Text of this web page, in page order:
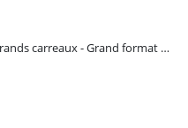
000 CFA.
Cahier 192 pages grands carreaux - Grand format - Brochure dos toilé - 24x32 cm - Papier blanc 90 g - Couverture carte pelliculée couleur aléatoire - Clairefontaine